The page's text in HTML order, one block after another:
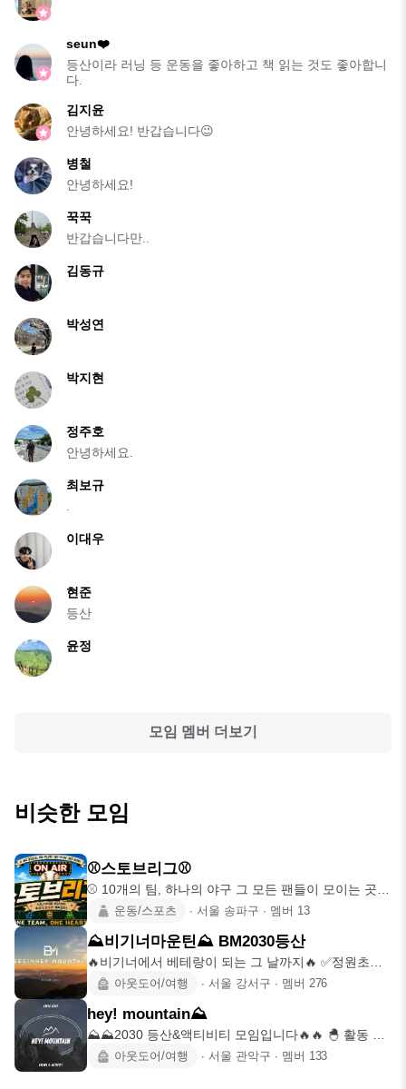
seun❤️
등산이라 러닝 등 운동을 좋아하고 책 읽는 것도 좋아합니
다.
김지윤
안녕하세요! 반갑습니다😉
병철
안녕하세요!
꾹꾹
반갑습니다만..
김동규
박성연
박지현
정주호
안녕하세요.
최보규
이대우
현준
등산
윤정
모임 멤버 더보기
비슷한 모임
⚾️스토브리그⚾️
⚾️ 10개의 팀, 하나의 야구 그 모든 팬들이 모이는 곳,
스토브리그
운동/스포츠 ∙ 서울 송파구 ∙ 멤버 13
⛰️비기너마운틴⛰️ BM2030등산
🔥비기너에서 베테랑이 되는 그 날까지🔥 ✅정원초과
시 동일모임 비기너마운
아웃도어/여행 ∙ 서울 강서구 ∙ 멤버 276
hey! mountain⛰️
⛰️⛰️2030 등산&액티비티 모임입니다🔥🔥 🐣 활동 나
이 : 04년아웃도어/여행 ∙ 서울 관악구 ∙ 멤버 133